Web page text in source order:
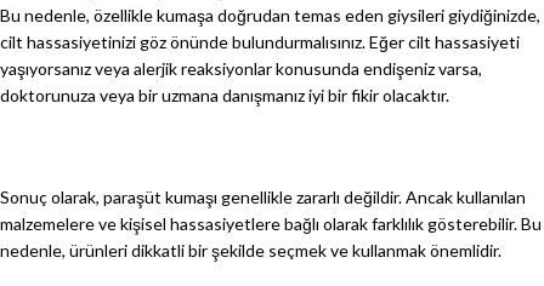
Bu nedenle, özellikle kumaşa doğrudan temas eden giysileri giydiğinizde,
cilt hassasiyetinizi göz önünde bulundurmalısınız. Eğer cilt hassasiyeti
yaşıyorsanız veya alerjik reaksiyonlar konusunda endişeniz varsa,
doktorunuza veya bir uzmana danışmanız iyi bir fikir olacaktır.
Sonuç olarak, paraşüt kumaşı genellikle zararlı değildir. Ancak kullanılan
malzemelere ve kişisel hassasiyetlere bağlı olarak farklılık gösterebilir. Bu
nedenle, ürünleri dikkatli bir şekilde seçmek ve kullanmak önemlidir.